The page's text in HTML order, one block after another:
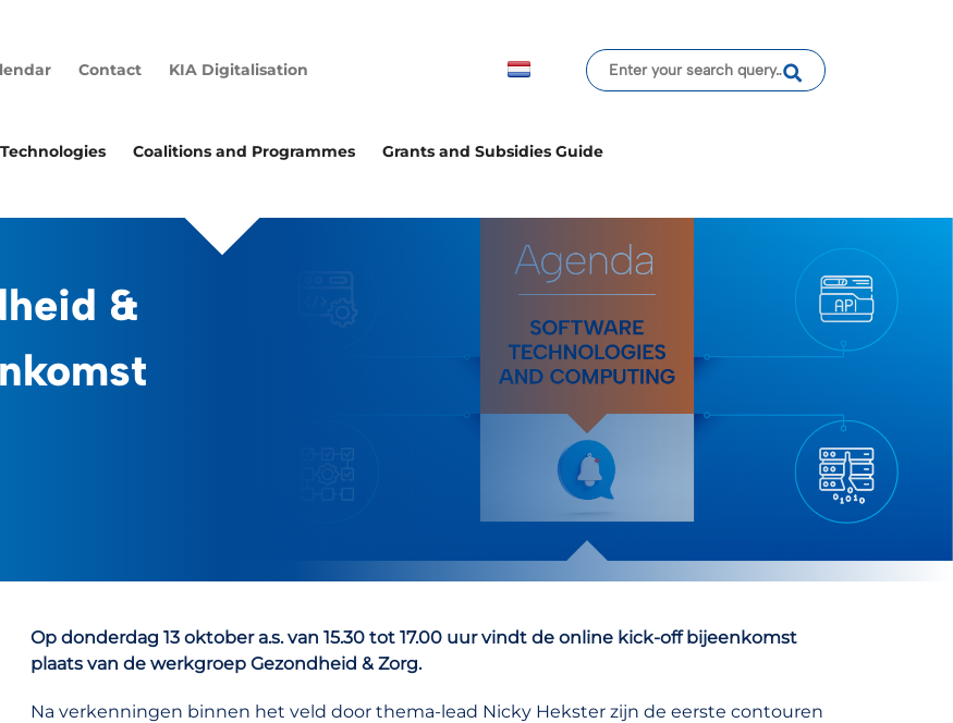
Contact KIA Digitalisation
Coalitions and Programmes Grants and Subsidies Guide
&
Op donderdag 13 oktober a.s. van 15.30 tot 17.00 uur vindt de online kick-off bijeenkomst
plaats van de werkgroep Gezondheid & Zorg.
Na verkenningen binnen het veld door thema-lead Nicky Hekster zijn de eerste contouren